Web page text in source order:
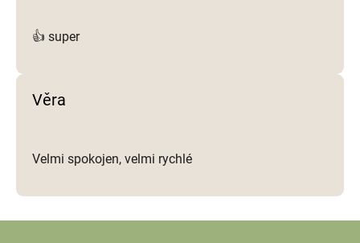
👍 super
Věra
Velmi spokojen, velmi rychlé